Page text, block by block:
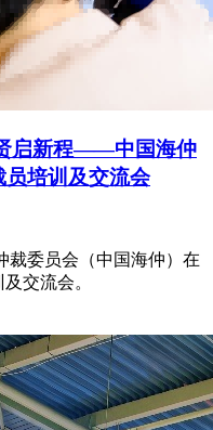
启新程——中国海仲
培训及交流会
裁委员会（中国海仲）在
交流会。